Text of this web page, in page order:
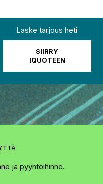
Laske tarjous heti
SIIRRY
IQUOTEEN
ja pyyntöihinne.